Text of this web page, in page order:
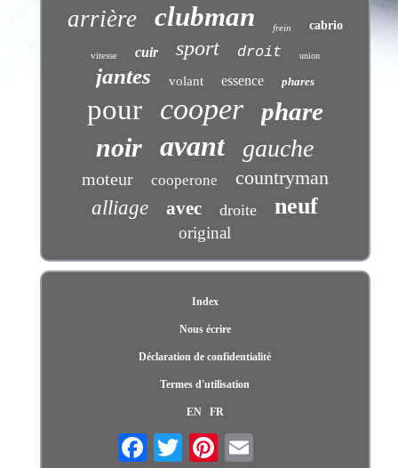
arrière clubman frein cabrio
vitesse cuir sport droit union
jantes volant essence phares
pour cooper phare
noir avant gauche
moteur cooperone
countryman
alliage
avec droite neuf
original
Index
Nous écrire
Déclaration de confidentialité
Termes d'utilisation
EN FR